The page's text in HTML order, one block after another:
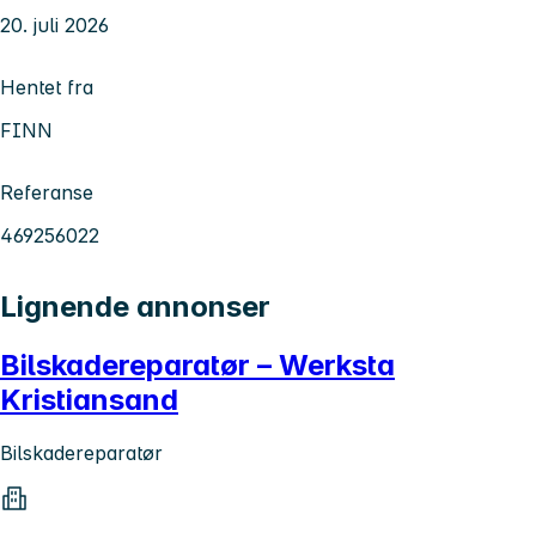
20. juli 2026
Hentet fra
FINN
Referanse
469256022
Lignende annonser
Bilskadereparatør – Werksta
Kristiansand
Bilskadereparatør